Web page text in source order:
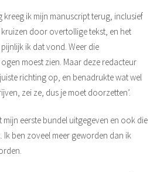
kreeg ik mijn manuscript terug, inclusief
door overtollige tekst, en het
ik dat vond. Weer die
moest zien. Maar deze redacteur
richting op, en benadrukte wat wel
zei ze, dus je moet doorzetten’.
eerste bundel uitgegeven en ook die
ben zoveel meer geworden dan ik